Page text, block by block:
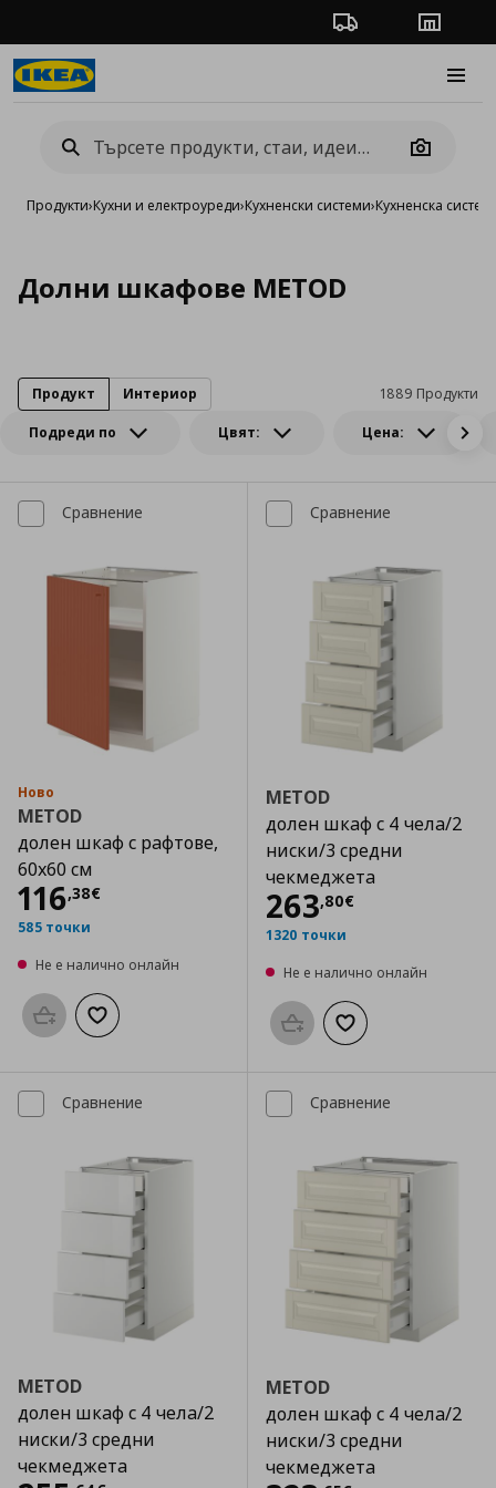
Проследяване на
Camera
Продукти›Кухни и електроуреди›Кухненски системи›Кухненска
Долни шкафове METOD
Подреди по Цвят: Цена:
1889 Продукти
Продукт Интериор
Сравнение
Ново
METOD
долен шкаф с рафтове,
60x60 см
116,38€
Цена
585 точки
Не е налично онлайн
Προσθήκη στο καλάθι
Добави към списъка с любими
Сравнение
METOD
долен шкаф с 4 чела/2
ниски/3 средни
чекмеджета
263,80€
Цена
1320 точки
Не е налично онлайн
Προσθήκη στο καλάθι
Добави към
Сравнение
METOD
долен шкаф с 4 чела/2
ниски/3 средни
чекмеджета
Сравнение
METOD
долен шкаф с 4 чела/2
ниски/3 средни
чекмеджета